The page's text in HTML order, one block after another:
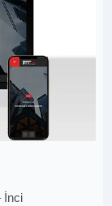
İnci